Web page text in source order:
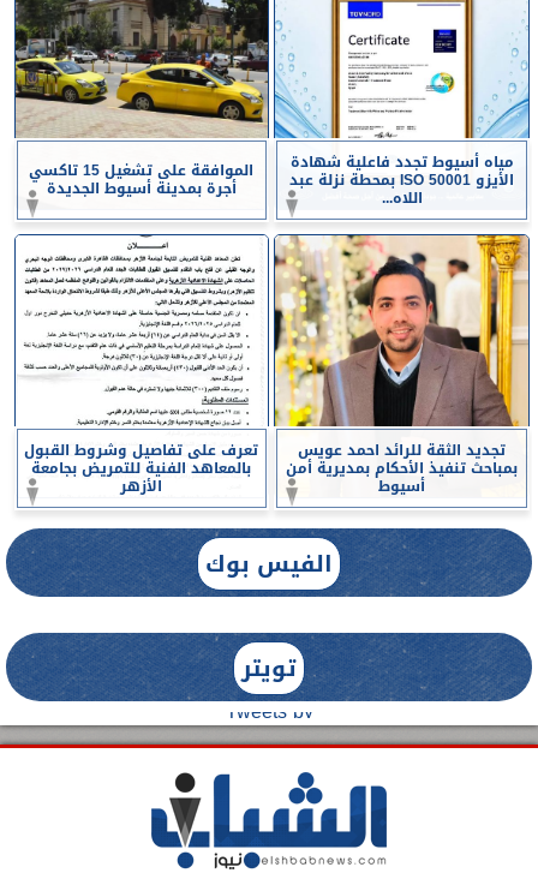
مياه أسيوط تجدد فاعلية شهادة
الأيزو ISO 50001 بمحطة نزلة عبد
اللاه...
الموافقة على تشغيل 15 تاكسي
أجرة بمدينة أسيوط الجديدة
تجديد الثقة للرائد احمد عويس
بمباحث تنفيذ الأحكام بمديرية أمن
أسيوط
تعرف على تفاصيل وشروط القبول
بالمعاهد الفنية للتمريض بجامعة
الأزهر
الفيس بوك
تويتر
Tweets by